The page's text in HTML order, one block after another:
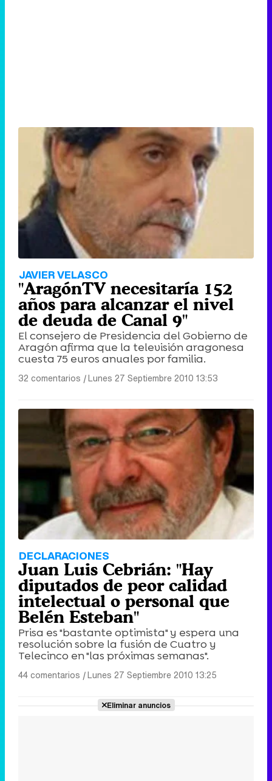
JAVIER VELASCO
"AragónTV necesitaría 152
años para alcanzar el nivel
de deuda de Canal 9"
El consejero de Presidencia del Gobierno de
Aragón afirma que la televisión aragonesa
cuesta 75 euros anuales por familia.
32 comentarios |Lunes 27 Septiembre 2010 13:53
DECLARACIONES
Juan Luis Cebrián: "Hay
diputados de peor calidad
intelectual o personal que
Belén Esteban"
Prisa es "bastante optimista" y espera una
resolución sobre la fusión de Cuatro y
Telecinco en "las próximas semanas".
44 comentarios |Lunes 27 Septiembre 2010 13:25
Eliminar anuncios